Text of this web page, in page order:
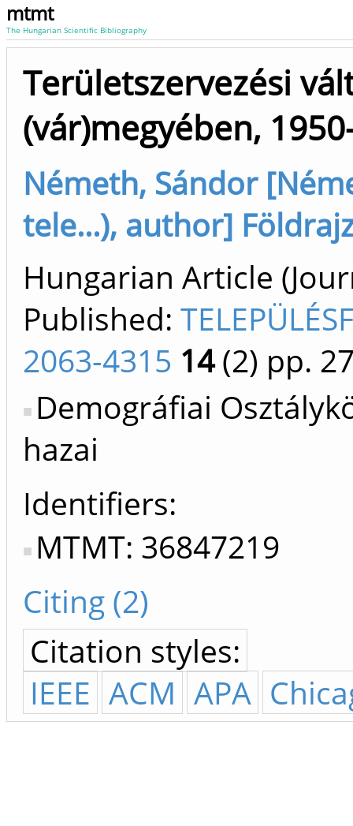
mtmt
The Hungarian Scientific Bibliography
Területszervezési
(vár)megyében,
Németh, Sándor
tele...), author]
Hungarian Article
Published:
2063-4315 14(2) pp.
Demográfiai
hazai
Identifiers
MTMT: 36847219
Citing (2)
Citation styles:
IEEE ACM APA